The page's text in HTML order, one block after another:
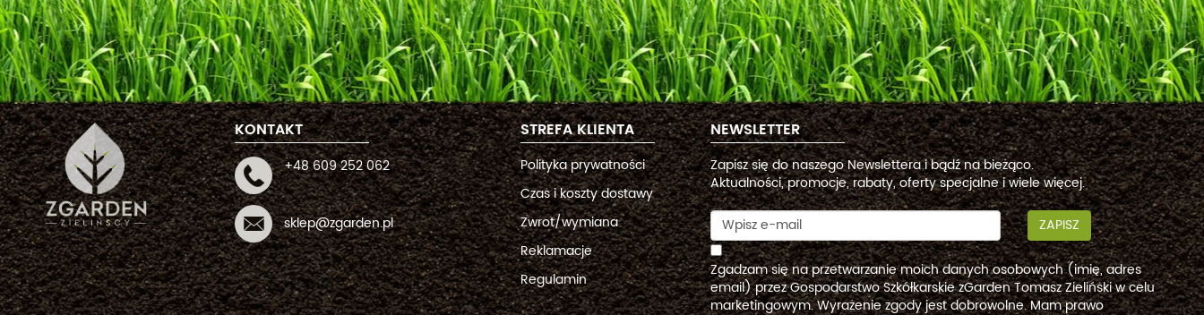
KONTAKT
+48 609 252 062
sklep@zgarden.pl
STREFA KLIENTA
Polityka prywatności
Czas i koszty dostawy
Zwrot/wymiana
Reklamacje
Regulamin
NEWSLETTER
Zapisz się do naszego Newslettera i bądź na bieżąco.
Aktualności, promocje, rabaty, oferty specjalne i wiele więcej.
ZAPISZ
Zgadzam się na przetwarzanie moich danych osobowych (imię, adres
email) przez Gospodarstwo Szkółkarskie zGarden Tomasz Zieliński w celu
marketingowym. Wyrażenie zgody jest dobrowolne. Mam prawo